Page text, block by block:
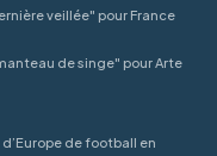
veillée" pour France
de singe" pour Arte
de football en